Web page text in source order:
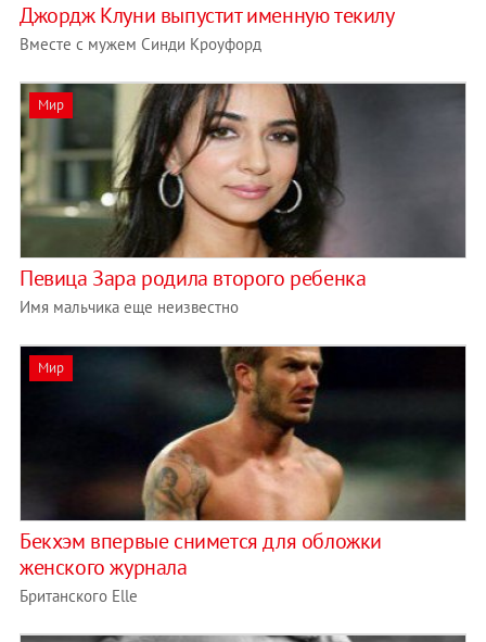
Джордж Клуни выпустит именную текилу
Вместе с мужем Синди Кроуфорд
Мир
Певица Зара родила второго ребенка
Имя мальчика еще неизвестно
Мир
Бекхэм впервые снимется для обложки
женского журнала
Британского Elle